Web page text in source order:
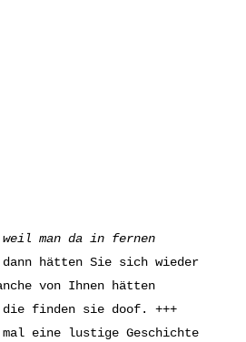
man da in fernen
hätten Sie sich wieder
von Ihnen hätten
finden sie doof. +++
eine lustige Geschichte